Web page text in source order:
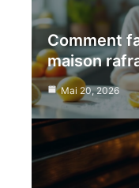
Comment
maison
Mai 20, 2026